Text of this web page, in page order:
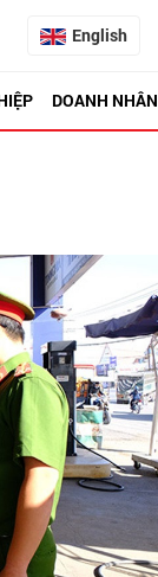
English
DOANH NHÂN